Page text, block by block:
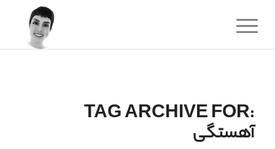
TAG ARCHIVE FOR:
آهستگی